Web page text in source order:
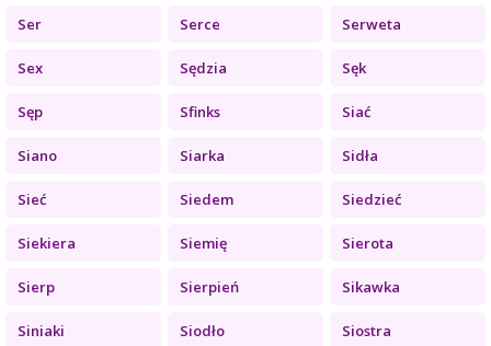
Ser Serce Serweta
Sex Sędzia Sęk
Sęp Sfinks Siać
Siano Siarka Sidła
Sieć Siedem Siedzieć
Siekiera Siemię Sierota
Sierp Sierpień Sikawka
Siniaki Siodło Siostra